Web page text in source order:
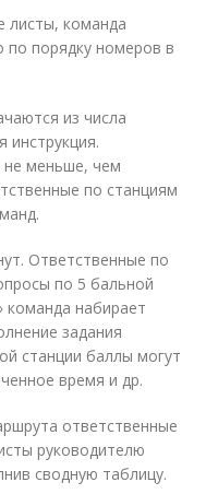
листы, команда
по порядку номеров в
из числа
инструкция.
не меньше, чем
по станциям
Ответственные по
по 5 бальной
команда набирает
задания
станции баллы могут
время и др.
ответственные
руководителю
сводную таблицу.